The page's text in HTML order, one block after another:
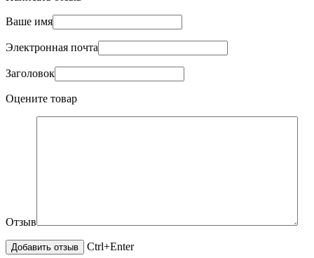
Ваше имя
Электронная почта
Заголовок
Оцените товар
Отзыв
Ctrl+Enter